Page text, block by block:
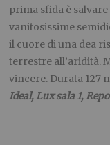
prima sfida è
vanitosissime
il cuore di una dea
terrestre all’aridità.
vincere. Durata 127
Ideal, Lux sala 1,